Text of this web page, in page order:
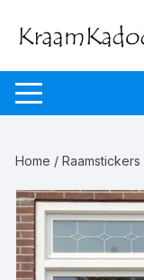
naar
Home /Raamstickers